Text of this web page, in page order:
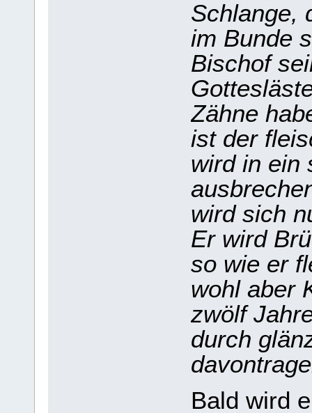
Schlange,
im Bunde
Bischof
Zähne
ist der
wird in ein
wird sich
Er wird
so wie er
wohl aber
zwölf
durch
Bald wird